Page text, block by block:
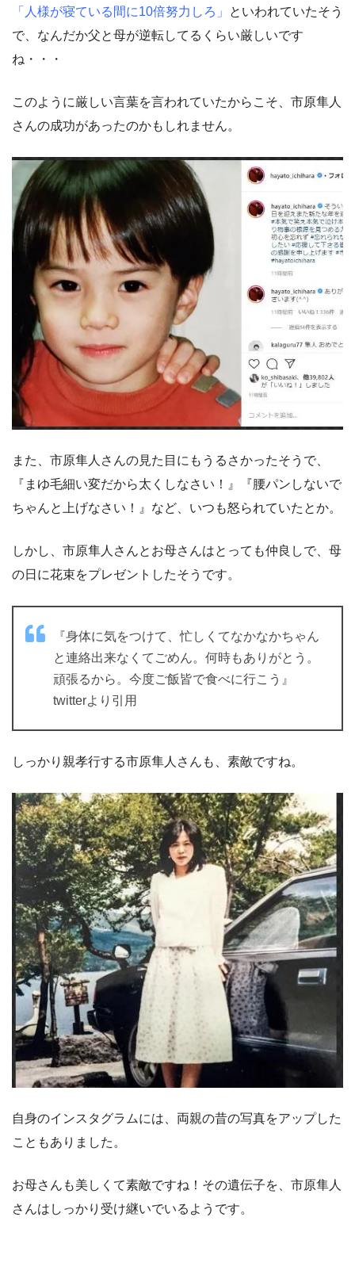
「人様が寝ている間に10倍努力しろ」
といわれていたそう
で、なんだか父と母が逆転してるくらい厳しいです
ね・・・
このように厳しい言葉を言われていたからこそ、市原隼人
さんの成功があったのかもしれません。
また、市原隼人さんの見た目にもうるさかったそうで、
『まゆ毛細い変だから太くしなさい！』『腰パンしないで
ちゃんと上げなさい！』など、いつも怒られていたとか。
しかし、市原隼人さんとお母さんはとっても仲良しで、母
の日に花束をプレゼントしたそうです。
『身体に気をつけて、忙しくてなかなかちゃん
と連絡出来なくてごめん。何時もありがとう。
頑張るから。今度ご飯皆で食べに行こう』
twitterより引用
しっかり親孝行する市原隼人さんも、素敵ですね。
自身のインスタグラムには、両親の昔の写真をアップした
こともありました。
お母さんも美しくて素敵ですね！その遺伝子を、市原隼人
さんはしっかり受け継いでいるようです。